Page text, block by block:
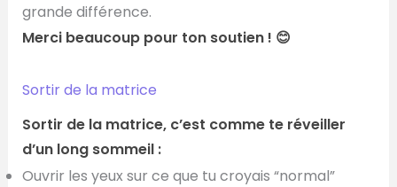
grande différence.
Merci beaucoup pour ton soutien ! 😊
Sortir de la matrice
Sortir de la matrice, c’est comme te réveiller
d’un long sommeil :
Ouvrir les yeux sur ce que tu croyais “normal”